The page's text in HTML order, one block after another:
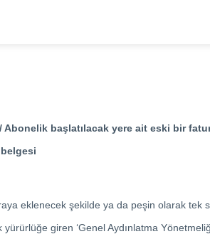
Abonelik başlatılacak yere ait eski bir
eklenecek şekilde ya da peşin olarak tek
giren ‘Genel Aydınlatma